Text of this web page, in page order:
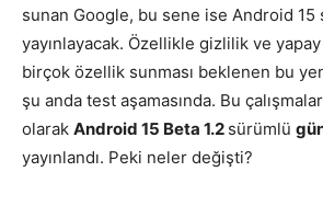
sunan Google, bu sene ise Android 15
yayınlayacak. Özellikle gizlilik ve yapay
birçok özellik sunması beklenen bu
şu anda test aşamasında. Bu
olarak Android 15 Beta 1.2 sürümlü
yayınlandı. Peki neler değişti?